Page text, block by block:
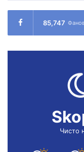
85,747
Чисто